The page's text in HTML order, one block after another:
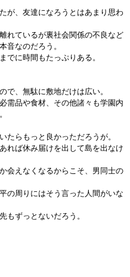
が、友達になろうとはあまり思わ
れているが裏社会関係の不良など
音なのだろう。
でに時間もたっぷりある。
で、無駄に敷地だけは広い。
需品や食材、その他諸々も学園内
たらもっと良かっただろうが。
れば休み届けを出して島を出なけ
会えなくなるからこそ、男同士の
の周りにはそう言った人間がいな
もずっとないだろう。